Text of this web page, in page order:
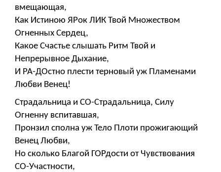
вмещающая,
Как Истиною ЯРок ЛИК Твой Множеством
Огненных Сердец,
Какое Счастье слышать Ритм Твой и
Непрерывное Дыхание,
И РА-ДОстно плести терновый уж Пламенами
Любви Венец!
Страдальница и СО-Страдальница, Силу
Огненну вспитавшая,
Пронзил сполна уж Тело Плоти прожигающий
Венец Любви,
Но сколько Благой ГОРдости от Чувствования
СО-Участности,